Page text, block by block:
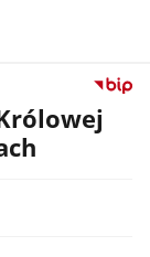
Przejdź
do